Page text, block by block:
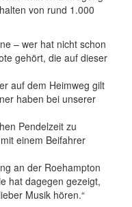
von rund 1.000
– wer hat nicht schon
gehört, die auf dieser
auf dem Heimweg gilt
haben bei unserer
Pendelzeit zu
einem Beifahrer
an der Roehampton
hat dagegen gezeigt,
Musik hören.“